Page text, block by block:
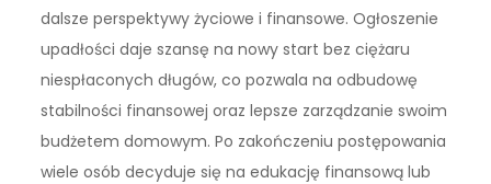
dalsze perspektywy życiowe i finansowe. Ogłoszenie
upadłości daje szansę na nowy start bez ciężaru
niespłaconych długów, co pozwala na odbudowę
stabilności finansowej oraz lepsze zarządzanie swoim
budżetem domowym. Po zakończeniu postępowania
wiele osób decyduje się na edukację finansową lub